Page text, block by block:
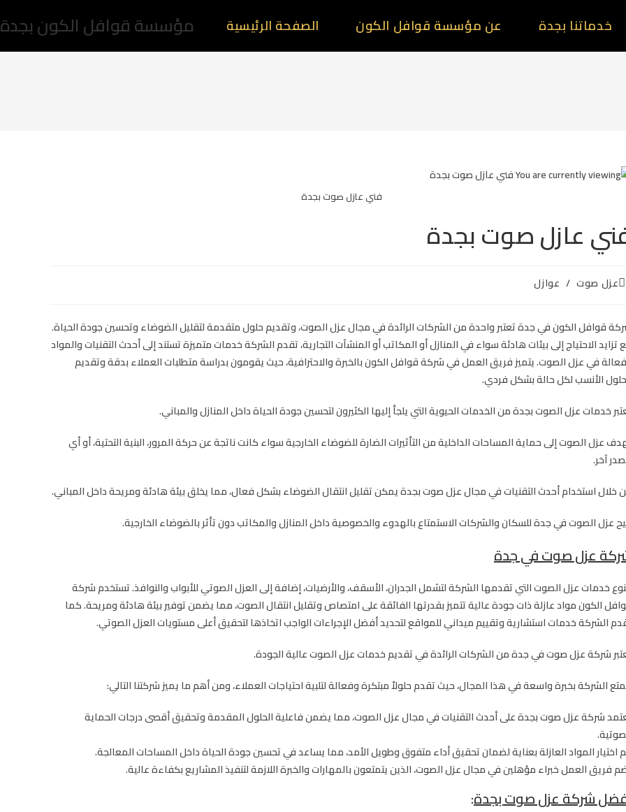
مؤسسة قوافل الكون بجدة الصفحة الرئيسية عن مؤسسة قوافل الكون خدماتنا بجدة
فني عازل صوت بجدة
عازل صوت بجدة
عزل صوت / عوازل
قوافل الكون في جدة تعتبر واحدة من الشركات الرائدة في مجال عزل الصوت، وتقديم حلول متقدمة لتقليل الضوضاء وتحسين جودة الحياة.
تزايد الاحتياج إلى بيئات هادئة سواء في المنازل أو المكاتب أو المنشآت التجارية، تقدم الشركة خدمات متميزة تستند إلى أحدث التقنيات والمواد
في عزل الصوت. يتميز فريق العمل في شركة قوافل الكون بالخبرة والاحترافية، حيث يقومون بدراسة متطلبات العملاء بدقة وتقديم
الأنسب لكل حالة بشكل فردي.
خدمات عزل الصوت بجدة من الخدمات الحيوية التي يلجأ إليها الكثيرون لتحسين جودة الحياة داخل المنازل والمباني.
عزل الصوت إلى حماية المساحات الداخلية من التأثيرات الضارة للضوضاء الخارجية سواء كانت ناتجة عن حركة المرور، البنية التحتية، أو أي
آخر.
خلال استخدام أحدث التقنيات في مجال عزل صوت بجدة يمكن تقليل انتقال الضوضاء بشكل فعال، مما يخلق بيئة هادئة ومريحة داخل المباني.
عزل الصوت في جدة للسكان والشركات الاستمتاع بالهدوء والخصوصية داخل المنازل والمكاتب دون تأثر بالضوضاء الخارجية.
عزل صوت في جدة
خدمات عزل الصوت التي تقدمها الشركة لتشمل الجدران، الأسقف، والأرضيات، إضافة إلى العزل الصوتي للأبواب والنوافذ. تستخدم شركة
الكون مواد عازلة ذات جودة عالية تتميز بقدرتها الفائقة على امتصاص وتقليل انتقال الصوت، مما يضمن توفير بيئة هادئة ومريحة. كما
الشركة خدمات استشارية وتقييم ميداني للمواقع لتحديد أفضل الإجراءات الواجب اتخاذها لتحقيق أعلى مستويات العزل الصوتي.
شركة عزل صوت في جدة من الشركات الرائدة في تقديم خدمات عزل الصوت عالية الجودة.
الشركة بخبرة واسعة في هذا المجال، حيث تقدم حلولاً مبتكرة وفعالة لتلبية احتياجات العملاء، ومن أهم ما يميز شركتنا التالي:
شركة عزل صوت بجدة على أحدث التقنيات في مجال عزل الصوت، مما يضمن فاعلية الحلول المقدمة وتحقيق أقصى درجات الحماية
اختيار المواد العازلة بعناية لضمان تحقيق أداء متفوق وطويل الأمد، مما يساعد في تحسين جودة الحياة داخل المساحات المعالجة.
فريق العمل خبراء مؤهلين في مجال عزل الصوت، الذين يتمتعون بالمهارات والخبرة اللازمة لتنفيذ المشاريع بكفاءة عالية.
شركة عزل صوت بجدة: